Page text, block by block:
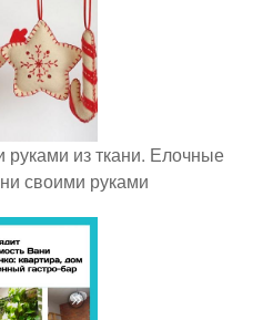
руками из ткани. Елочные
своими руками